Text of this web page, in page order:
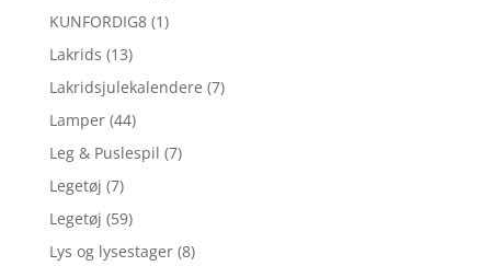
KUNFORDIG8 (1)
Lakrids (13)
Lakridsjulekalendere (7)
Lamper (44)
Leg & Puslespil (7)
Legetøj (7)
Legetøj (59)
Lys og lysestager (8)